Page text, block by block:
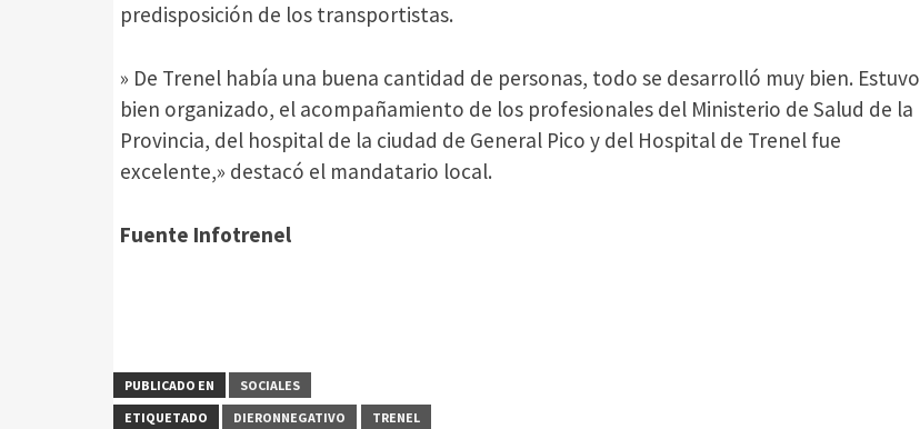
predisposición de los transportistas.
» De Trenel había una buena cantidad de personas, todo se desarrolló muy bien. Estuvo
bien organizado, el acompañamiento de los profesionales del Ministerio de Salud de la
Provincia, del hospital de la ciudad de General Pico y del Hospital de Trenel fue
excelente,» destacó el mandatario local.
Fuente Infotrenel
PUBLICADO EN
SOCIALES
ETIQUETADO
DIERONNEGATIVO TRENEL